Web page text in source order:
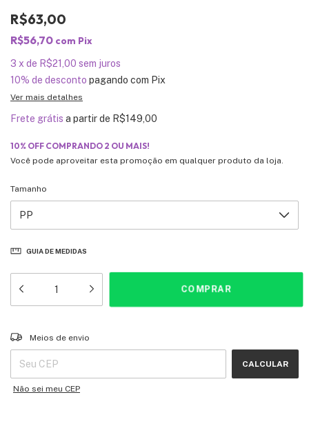
R$63,00
R$56,70 com Pix
3 x de R$21,00 sem juros
10% de desconto pagando com Pix
Ver mais detalhes
Frete grátis a partir de R$149,00
10% OFF COMPRANDO 2 OU MAIS!
Você pode aproveitar esta promoção em qualquer produto da loja.
Tamanho
GUIA DE MEDIDAS
Entregas para o CEP:
Meios de envio
CALCULAR
Não sei meu CEP